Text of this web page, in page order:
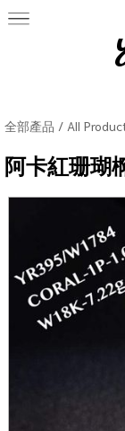
全部產品 / All
阿卡紅珊瑚